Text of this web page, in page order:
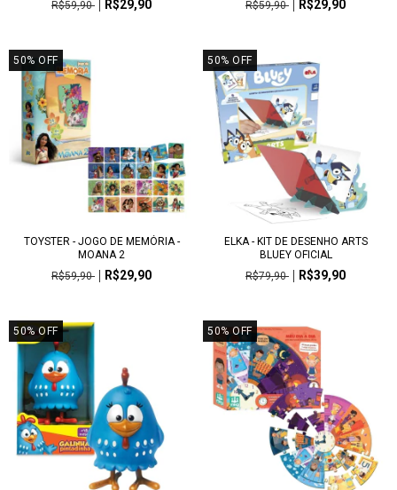
R$59,90
R$29,90
R$59,90
R$29,90
50% OFF
TOYSTER - JOGO DE MEMÓRIA -
MOANA 2
R$59,90
R$29,90
50% OFF
ELKA - KIT DE DESENHO ARTS
BLUEY OFICIAL
R$79,90
R$39,90
50% OFF 50% OFF